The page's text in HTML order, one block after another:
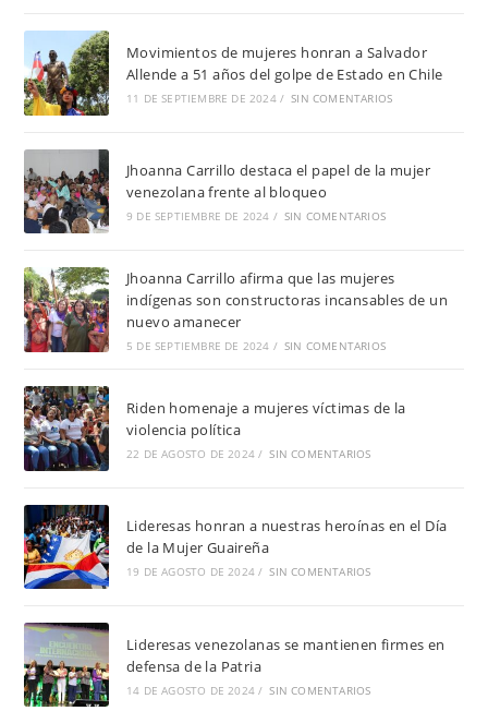
Movimientos de mujeres honran a Salvador
Allende a 51 años del golpe de Estado en Chile
11 DE SEPTIEMBRE DE 2024 / SIN COMENTARIOS
Jhoanna Carrillo destaca el papel de la mujer
venezolana frente al bloqueo
9 DE SEPTIEMBRE DE 2024 / SIN COMENTARIOS
Jhoanna Carrillo afirma que las mujeres
indígenas son constructoras incansables de un
nuevo amanecer
5 DE SEPTIEMBRE DE 2024 / SIN COMENTARIOS
Riden homenaje a mujeres víctimas de la
violencia política
22 DE AGOSTO DE 2024 / SIN COMENTARIOS
Lideresas honran a nuestras heroínas en el Día
de la Mujer Guaireña
19 DE AGOSTO DE 2024 / SIN COMENTARIOS
Lideresas venezolanas se mantienen firmes en
defensa de la Patria
14 DE AGOSTO DE 2024 / SIN COMENTARIOS